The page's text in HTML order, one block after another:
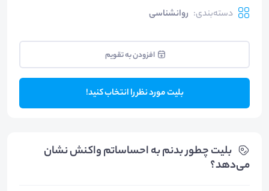
دسته‌بندی: روانشناسی
افزودن به تقویم
بلیت مورد نظر را انتخاب کنید!
بلیت‌ چطور بدنم به احساساتم واکنش نشان
می‌دهد؟